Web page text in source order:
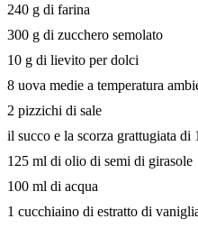
240 g di farina
300 g di zucchero semolato
10 g di lievito per dolci
8 uova medie a temperatura
2 pizzichi di sale
il succo e la scorza grattugiata di
125 ml di olio di semi di girasole
100 ml di acqua
1 cucchiaino di estratto di